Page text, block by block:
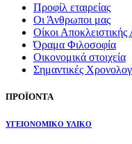
Προφίλ εταιρείας
Οι Άνθρωποι μας
Οίκοι
Όραμα Φιλοσοφία
Οικονομικά στοιχεία
Σημαντικές
ΠΡΟΪΟΝΤΑ
ΥΓΕΙΟΝΟΜΙΚΟ ΥΛΙΚΟ